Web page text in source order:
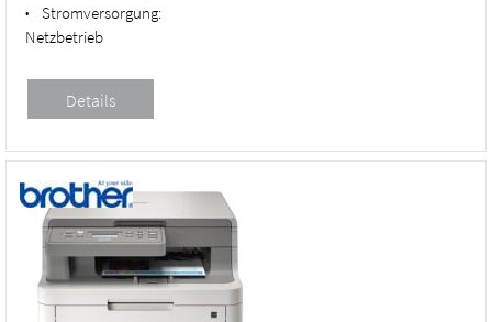
•
Stromversorgung:
Netzbetrieb